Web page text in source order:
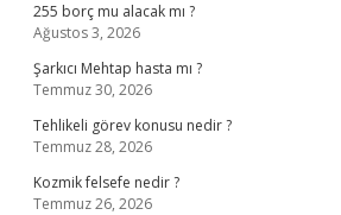
255 borç mu alacak mı ?
Ağustos 3, 2026
Şarkıcı Mehtap hasta mı ?
Temmuz 30, 2026
Tehlikeli görev konusu nedir ?
Temmuz 28, 2026
Kozmik felsefe nedir ?
Temmuz 26, 2026